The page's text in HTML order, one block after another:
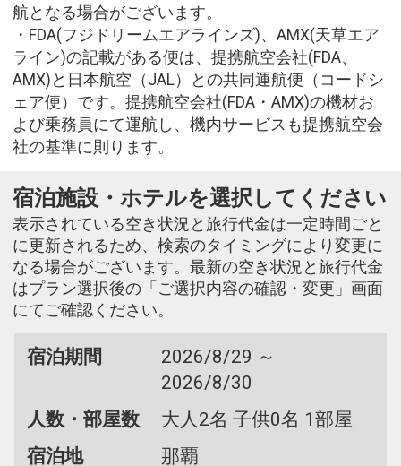
航となる場合がございます。
・FDA(フジドリームエアラインズ)、AMX(天草エア
ライン)の記載がある便は、提携航空会社(FDA、
AMX)と日本航空（JAL）との共同運航便（コードシ
ェア便）です。提携航空会社(FDA・AMX)の機材お
よび乗務員にて運航し、機内サービスも提携航空会
社の基準に則ります。
宿泊施設・ホテルを選択してください
表示されている空き状況と旅行代金は一定時間ごと
に更新されるため、検索のタイミングにより変更に
なる場合がございます。最新の空き状況と旅行代金
はプラン選択後の「ご選択内容の確認・変更」画面
にてご確認ください。
宿泊期間
2026/8/29 ～
2026/8/30
人数・部屋数
大人2名 子供0名 1部屋
宿泊地
那覇